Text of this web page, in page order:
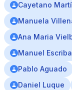
Cayetano
Manuela
Ana Maria
Manuel
Pablo Aguado
Daniel Luque